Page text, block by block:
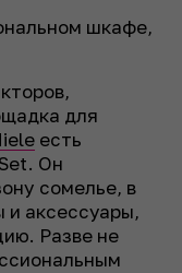
шкафе,
для
есть
Он
сомелье, в
и аксессуары,
Разве не